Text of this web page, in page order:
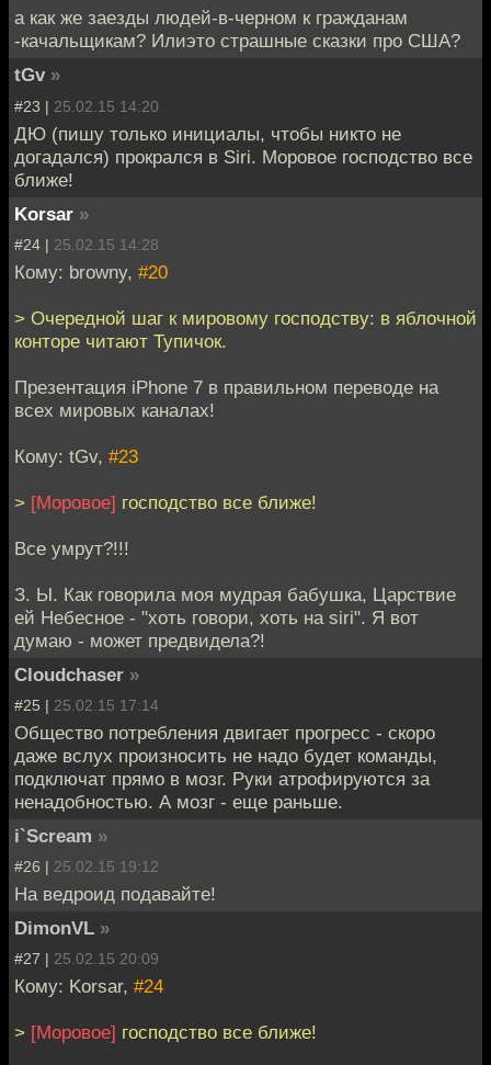
а как же заезды людей-в-черном к гражданам
-качальщикам? Илиэто страшные сказки про США?
tGv »
#23 | 25.02.15 14:20
ДЮ (пишу только инициалы, чтобы никто не
догадался) прокрался в Siri. Моровое господство все
ближе!
Korsar »
#24 | 25.02.15 14:28
Кому: browny, #20
> Очередной шаг к мировому господству: в яблочной
конторе читают Тупичок.
Презентация iPhone 7 в правильном переводе на
всех мировых каналах!
Кому: tGv, #23
> [Моровое] господство все ближе!
Все умрут?!!!
З. Ы. Как говорила моя мудрая бабушка, Царствие
ей Небесное - "хоть говори, хоть на siri". Я вот
думаю - может предвидела?!
Cloudchaser »
#25 | 25.02.15 17:14
Общество потребления двигает прогресс - скоро
даже вслух произносить не надо будет команды,
подключат прямо в мозг. Руки атрофируются за
ненадобностью. А мозг - еще раньше.
i`Scream »
#26 | 25.02.15 19:12
На ведроид подавайте!
DimonVL »
#27 | 25.02.15 20:09
Кому: Korsar, #24
> [Моровое] господство все ближе!